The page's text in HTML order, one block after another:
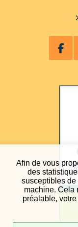
Afin de vous
des
susceptibles de
machine. Cela
préalable,